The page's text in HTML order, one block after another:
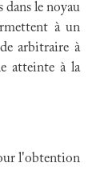
le noyau
à un
arbitraire à
atteinte à la
l'obtention